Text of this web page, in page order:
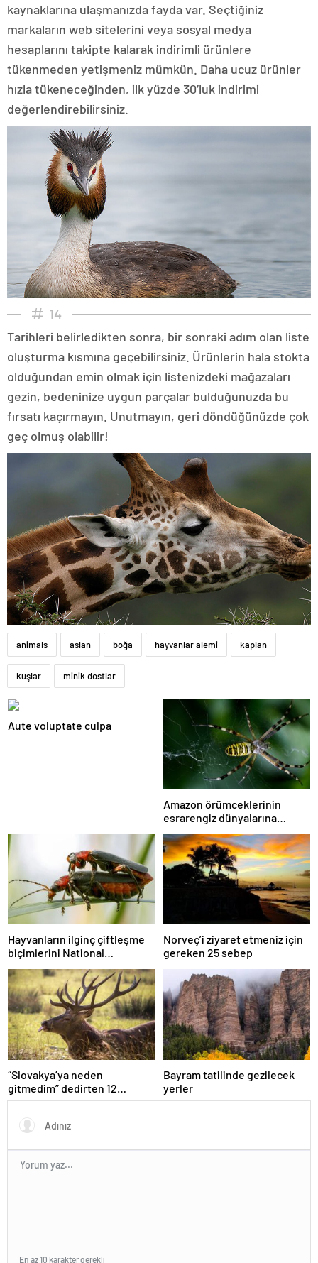
kaynaklarına ulaşmanızda fayda var. Seçtiğiniz
markaların web sitelerini veya sosyal medya
hesaplarını takipte kalarak indirimli ürünlere
tükenmeden yetişmeniz mümkün. Daha ucuz ürünler
hızla tükeneceğinden, ilk yüzde 30’luk indirimi
değerlendirebilirsiniz.
14
Tarihleri belirledikten sonra, bir sonraki adım olan liste
oluşturma kısmına geçebilirsiniz. Ürünlerin hala stokta
olduğundan emin olmak için listenizdeki mağazaları
gezin, bedeninize uygun parçalar bulduğunuzda bu
fırsatı kaçırmayın. Unutmayın, geri döndüğünüzde çok
geç olmuş olabilir!
animals aslan boğa hayvanlar alemi kaplan
kuşlar minik dostlar
Aute voluptate culpa
Amazon örümceklerinin
esrarengiz dünyalarına
gitmeye hazır olun.
Hayvanların ilginç çiftleşme
biçimlerini National
Geographic görüntüledi.
Norveç’i ziyaret etmeniz için
gereken 25 sebep
“Slovakya’ya neden
gitmedim” dedirten 12
fotoğraf
Bayram tatilinde gezilecek
yerler
En az 10 karakter gerekli